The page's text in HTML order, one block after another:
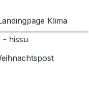
Klima
- hissu